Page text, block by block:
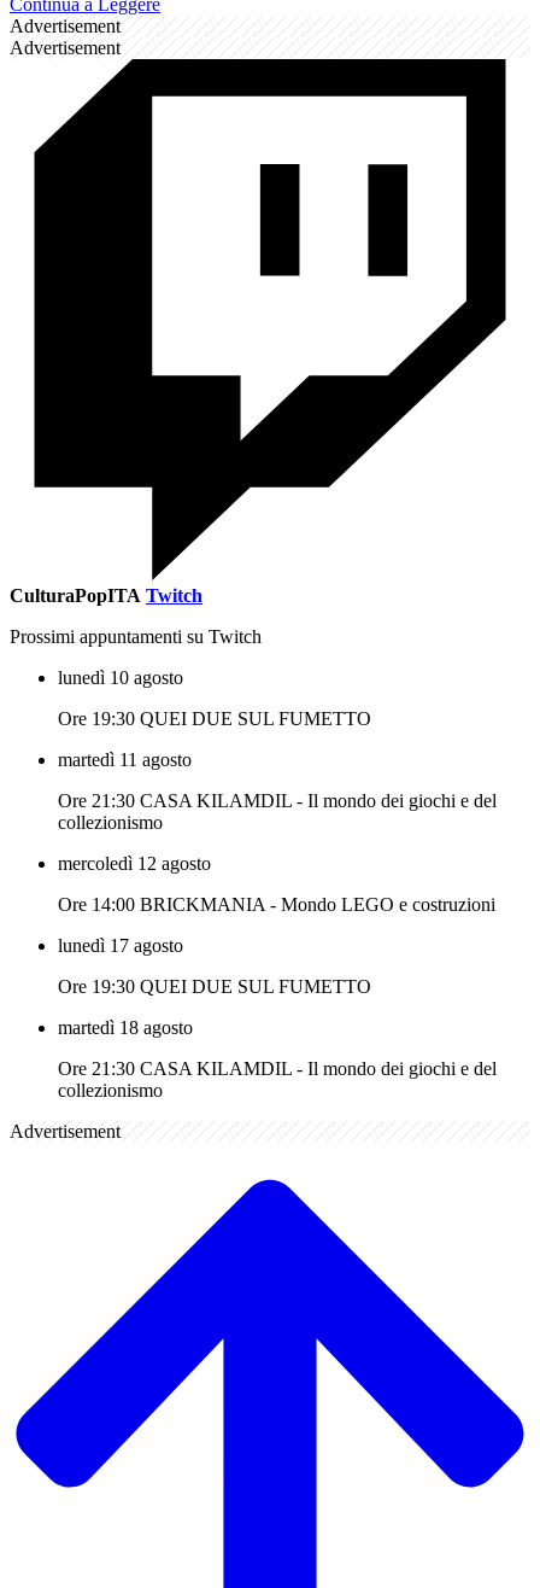
Advertisement
Advertisement
CulturaPopITA Twitch
Prossimi appuntamenti su Twitch
lunedì 10 agosto
Ore 19:30 QUEI DUE SUL FUMETTO
martedì 11 agosto
Ore 21:30 CASA KILAMDIL - Il mondo dei giochi e del
collezionismo
mercoledì 12 agosto
Ore 14:00 BRICKMANIA - Mondo LEGO e costruzioni
lunedì 17 agosto
Ore 19:30 QUEI DUE SUL FUMETTO
martedì 18 agosto
Ore 21:30 CASA KILAMDIL - Il mondo dei giochi e del
collezionismo
Advertisement